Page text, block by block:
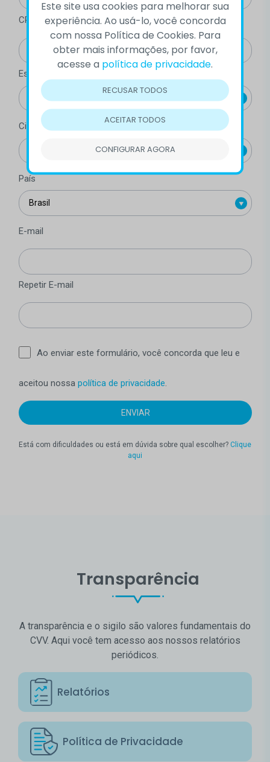
CPF
Estado
Cidade
País
E-mail
Repetir E-mail
Ao enviar este formulário, você concorda que leu e
aceitou nossa política de privacidade.
Está com dificuldades ou está em dúvida sobre qual escolher? Clique
aqui
Transparência
A transparência e o sigilo são valores fundamentais do
CVV. Aqui você tem acesso aos nossos relatórios
periódicos.
Relatórios
Política de Privacidade
Este site usa cookies para melhorar sua
experiência. Ao usá-lo, você concorda
com nossa Política de Cookies. Para
obter mais informações, por favor,
acesse a política de privacidade.
RECUSAR TODOS
ACEITAR TODOS
CONFIGURAR AGORA